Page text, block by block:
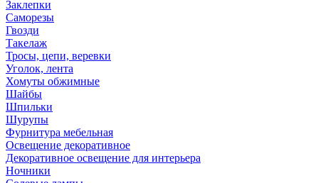
Заклепки
Саморезы
Гвозди
Такелаж
Тросы, цепи, веревки
Уголок, лента
Хомуты обжимные
Шайбы
Шпильки
Шурупы
Фурнитура мебельная
Освещение декоративное
Декоративное освещение для интерьера
Ночники